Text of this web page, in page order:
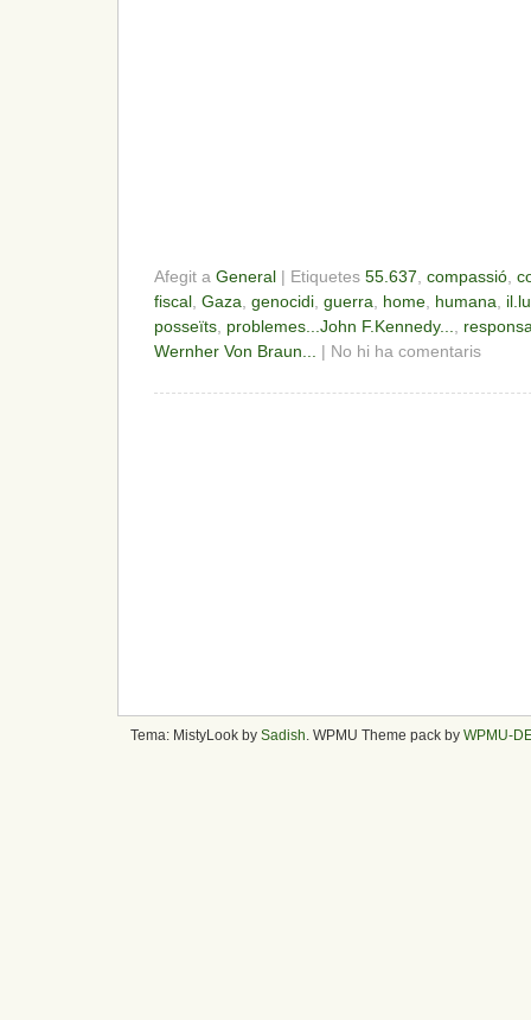
Afegit a General | Etiquetes 55.637 compassió
fiscal Gaza genocidi guerra home humana
posseïts problemes...John F.Kennedy...
Wernher Von Braun...
| No hi ha comentaris
Tema: MistyLook by Sadish . WPMU Theme pack by WPMU-